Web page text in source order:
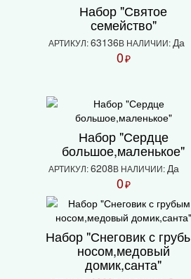
Набор "Святое
семейство"
АРТИКУЛ:63136В НАЛИЧИИ: Да
0₽
Набор "Сердце
большое,маленькое"
АРТИКУЛ:6208В НАЛИЧИИ:Да
0₽
Набор "Снеговик с
носом,медовый
домик,санта"